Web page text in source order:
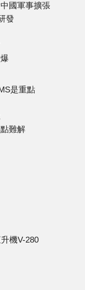
國軍事擴張
發
是重點
難解
機V-280